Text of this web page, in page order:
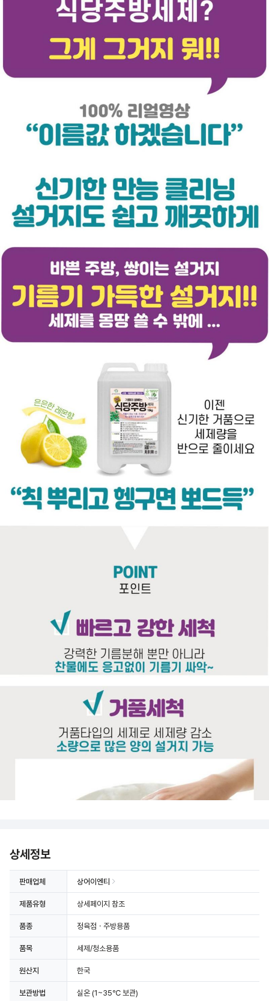
상세정보
판매업체 상어이엔티
제품유형 상세페이지 참조
품종 정육점ㆍ주방용품
품목 세제/청소용품
원산지 한국
보관방법 실온 (1~35℃ 보관)